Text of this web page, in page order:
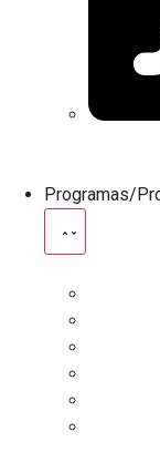
Programas/